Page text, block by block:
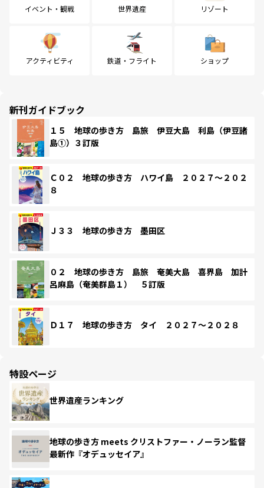
イベント・観戦 世界遺産 リゾート
アクティビティ 鉄道・フライト ショップ
新刊ガイドブック
１５ 地球の歩き方 島旅 伊豆大島 利島（伊豆諸
島①）３訂版
Ｃ０２ 地球の歩き方 ハワイ島 ２０２７～２０２
８
Ｊ３３ 地球の歩き方 墨田区
０２ 地球の歩き方 島旅 奄美大島 喜界島 加計
呂麻島（奄美群島１） ５訂版
Ｄ１７ 地球の歩き方 タイ ２０２７～２０２８
特設ページ
世界遺産ランキング
地球の歩き方 meets クリストファー・ノーラン監督
最新作『オデュッセイア』